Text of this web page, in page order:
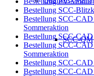
SCC-QM
Bestellung SCC-
Bestellung SCC-
Sommeraktion
Bestellung SCC-CAD
Bestellung SCC-
Sommeraktion
Bestellung SCC-CAD
Bestellung SCC-CAD